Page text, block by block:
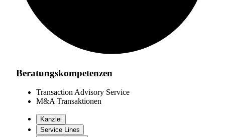
Beratungskompetenzen
Transaction Advisory Service
M&A Transaktionen
Kanzlei
Service Lines